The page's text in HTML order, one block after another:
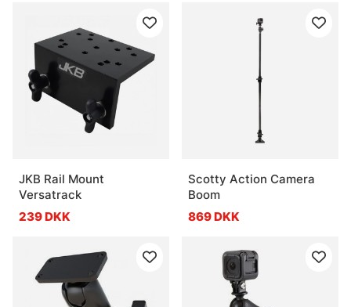
JKB Rail Mount
Versatrack
239 DKK
Scotty Action Camera
Boom
869 DKK